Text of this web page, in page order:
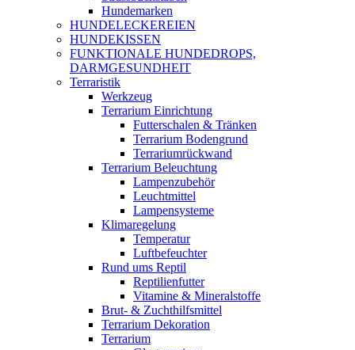
Hundemarken
HUNDELECKEREIEN
HUNDEKISSEN
FUNKTIONALE HUNDEDROPS,
DARMGESUNDHEIT
Terraristik
Werkzeug
Terrarium Einrichtung
Futterschalen & Tränken
Terrarium Bodengrund
Terrariumrückwand
Terrarium Beleuchtung
Lampenzubehör
Leuchtmittel
Lampensysteme
Klimaregelung
Temperatur
Luftbefeuchter
Rund ums Reptil
Reptilienfutter
Vitamine & Mineralstoffe
Brut- & Zuchthilfsmittel
Terrarium Dekoration
Terrarium